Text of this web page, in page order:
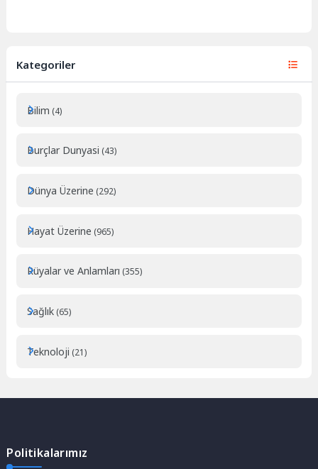
Kategoriler
Bilim (4)
Burçlar Dunyasi (43)
Dünya Üzerine (292)
Hayat Üzerine (965)
Rüyalar ve Anlamları (355)
Sağlık (65)
Teknoloji (21)
Politikalarımız